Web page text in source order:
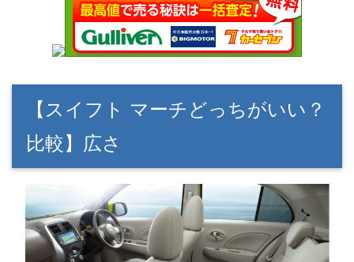
【スイフト マーチどっちがいい？
比較】広さ